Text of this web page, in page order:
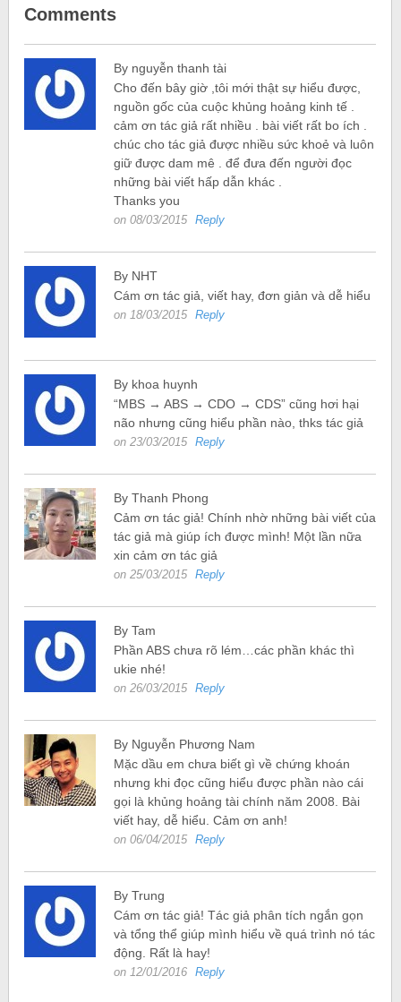
Comments
By nguyễn thanh tài
Cho đến bây giờ ,tôi mới thật sự hiểu được,
nguồn gốc của cuộc khủng hoảng kinh tế .
cảm ơn tác giả rất nhiều . bài viết rất bo ích .
chúc cho tác giả được nhiều sức khoẻ và luôn
giữ được dam mê . để đưa đến người đọc
những bài viết hấp dẫn khác .
Thanks you
on 08/03/2015 Reply
By NHT
Cám ơn tác giả, viết hay, đơn giản và dễ hiểu
on 18/03/2015 Reply
By khoa huynh
“MBS → ABS → CDO → CDS” cũng hơi hại
não nhưng cũng hiểu phần nào, thks tác giả
on 23/03/2015 Reply
By Thanh Phong
Cảm ơn tác giả! Chính nhờ những bài viết của
tác giả mà giúp ích được mình! Một lần nữa
xin cảm ơn tác giả
on 25/03/2015 Reply
By Tam
Phần ABS chưa rõ lém…các phần khác thì
ukie nhé!
on 26/03/2015 Reply
By Nguyễn Phương Nam
Mặc dầu em chưa biết gì về chứng khoán
nhưng khi đọc cũng hiểu được phần nào cái
gọi là khủng hoảng tài chính năm 2008. Bài
viết hay, dễ hiểu. Cảm ơn anh!
on 06/04/2015 Reply
By Trung
Cám ơn tác giả! Tác giả phân tích ngắn gọn
và tổng thể giúp mình hiểu về quá trình nó tác
động. Rất là hay!
on 12/01/2016 Reply